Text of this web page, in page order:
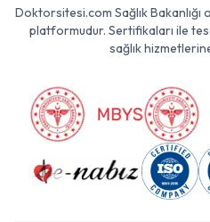
Doktorsitesi.com Sağlık Bakanlığı
platformudur. Sertifikaları ile
sağlık